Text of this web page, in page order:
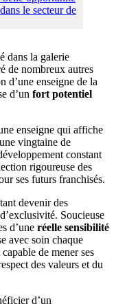
dans la galerie
de nombreux autres
d’une enseigne de la
d’un fort potentiel
enseigne qui affiche
vingtaine de
constant
rigoureuse des
ses futurs franchisés.
devenir des
Soucieuse
d’une réelle sensibilité
avec soin chaque
de mener ses
des valeurs et du
d’un